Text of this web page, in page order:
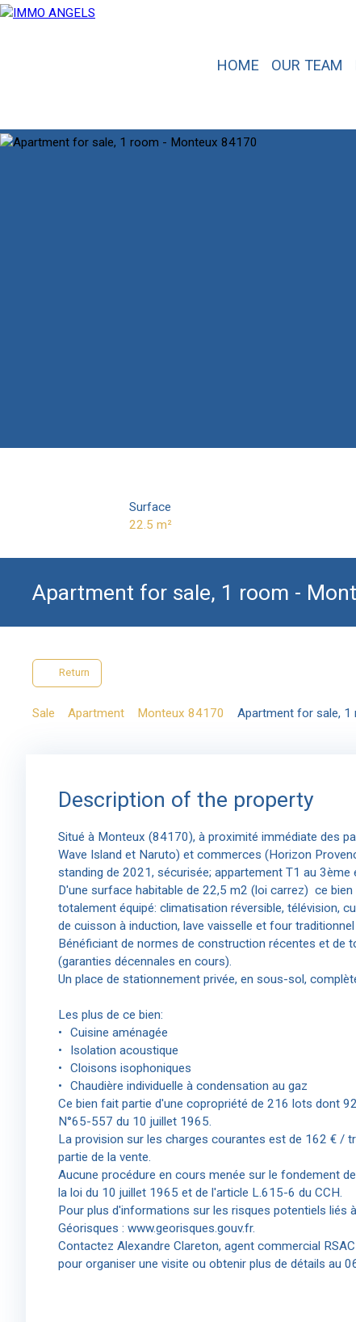
HOME OUR TEAM
Surface
22.5 m²
Apartment for sale, 1 room -
Return
Sale Apartment Monteux 84170 Apartment for sale,
Description of the property
Situé à Monteux (84170), à proximité immédiate des
Wave Island et Naruto) et commerces (Horizon
standing de 2021, sécurisée; appartement T1 au 3ème
D'une surface habitable de 22,5 m2 (loi carrez) ce
totalement équipé: climatisation réversible, télévision,
de cuisson à induction, lave vaisselle et four
Bénéficiant de normes de construction récentes et de
(garanties décennales en cours).
Un place de stationnement privée, en sous-sol,
Les plus de ce bien:
Cuisine aménagée
Isolation acoustique
Cloisons isophoniques
Chaudière individuelle à condensation au gaz
Ce bien fait partie d'une copropriété de 216 lots dont
N°65-557 du 10 juillet 1965.
La provision sur les charges courantes est de 162 € /
partie de la vente.
Aucune procédure en cours menée sur le fondement
la loi du 10 juillet 1965 et de l'article L.615-6 du CCH.
Pour plus d'informations sur les risques potentiels liés
Géorisques : www.georisques.gouv.fr.
Contactez Alexandre Clareton, agent commercial
pour organiser une visite ou obtenir plus de détails au